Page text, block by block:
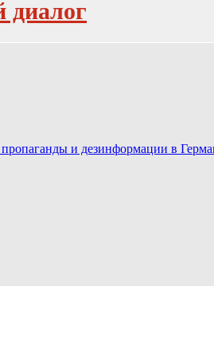
диалог
и дезинформации в